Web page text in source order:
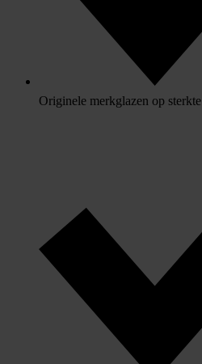
Originele merkglazen op sterkte